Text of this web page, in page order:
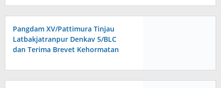
Pangdam XV/Pattimura Tinjau
Latbakjatranpur Denkav 5/BLC
dan Terima Brevet Kehormatan